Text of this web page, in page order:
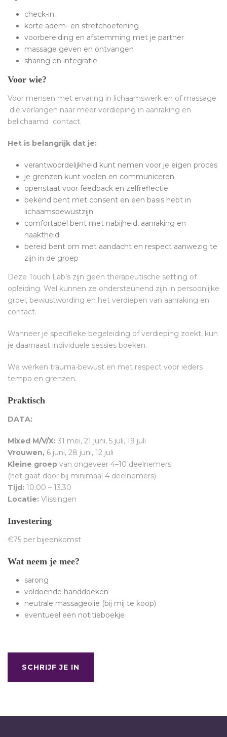
check-in
korte adem- en stretchoefening
voorbereiding en afstemming met je partner
massage geven en ontvangen
sharing en integratie
Voor wie?
Voor mensen met ervaring in lichaamswerk en of massage
die verlangen naar meer verdieping in aanraking en
belichaamd contact.
Het is belangrijk dat je:
verantwoordelijkheid kunt nemen voor je eigen proces
je grenzen kunt voelen en communiceren
openstaat voor feedback en zelfreflectie
bekend bent met consent en een basis hebt in
lichaamsbewustzijn
comfortabel bent met nabijheid, aanraking en
naaktheid
bereid bent om met aandacht en respect aanwezig te
zijn in de groep
Deze Touch Lab’s zijn geen therapeutische setting of
opleiding. Wel kunnen ze ondersteunend zijn in persoonlijke
groei, bewustwording en het verdiepen van aanraking en
contact.
Wanneer je specifieke begeleiding of verdieping zoekt, kun
je daarnaast individuele sessies boeken.
We werken trauma-bewust en met respect voor ieders
tempo en grenzen.
Praktisch
DATA:
Mixed M/V/X: 31 mei, 21 juni, 5 juli, 19 juli
Vrouwen, 6 juni, 28 juni, 12 juli
Kleine groep van ongeveer 4–10 deelnemers.
(het gaat door bij minimaal 4 deelnemers)
Tijd: 10.00 – 13.30
Locatie: Vlissingen
Investering
€75 per bijeenkomst
Wat neem je mee?
sarong
voldoende handdoeken
neutrale massageolie (bij mij te koop)
eventueel een notitieboekje
SCHRIJF JE IN